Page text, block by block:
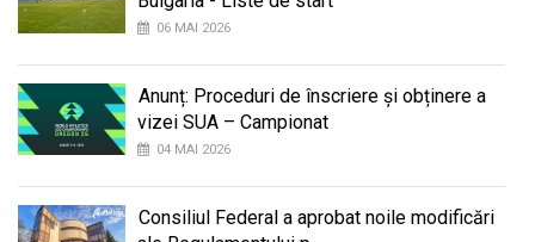
06 MAI 2026
Anunț: Proceduri de înscriere și obținere a
vizei SUA – Campionat
04 MAI 2026
Consiliul Federal a aprobat noile modificări